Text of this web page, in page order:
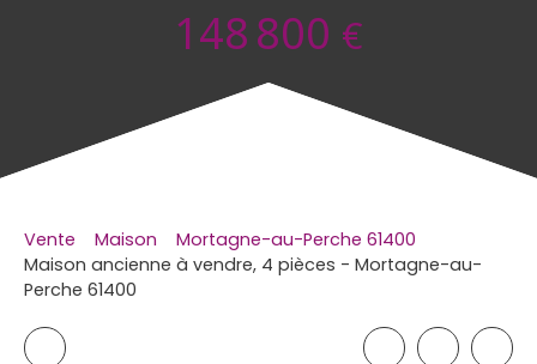
148 800 €
Vente Maison
Mortagne-au-Perche 61400
Maison ancienne à vendre, 4 pièces - Mortagne-au-
Perche 61400